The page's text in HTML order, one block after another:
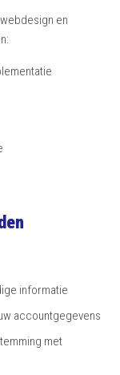
en
informatie
accountgegevens
met